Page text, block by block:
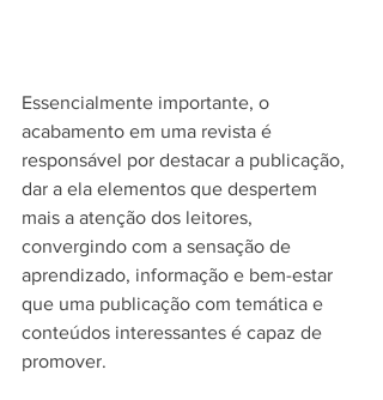
Essencialmente importante, o
acabamento em uma revista é
responsável por destacar a publicação,
dar a ela elementos que despertem
mais a atenção dos leitores,
convergindo com a sensação de
aprendizado, informação e bem-estar
que uma publicação com temática e
conteúdos interessantes é capaz de
promover.